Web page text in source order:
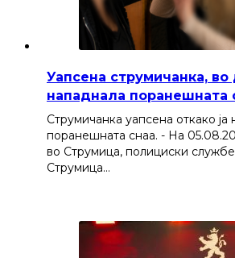
Уапсена струмичанка, во
нападнала поранешната
Струмичанка уапсена откако ја
поранешната снаа. - На
во Струмица, полициски
Струмица…